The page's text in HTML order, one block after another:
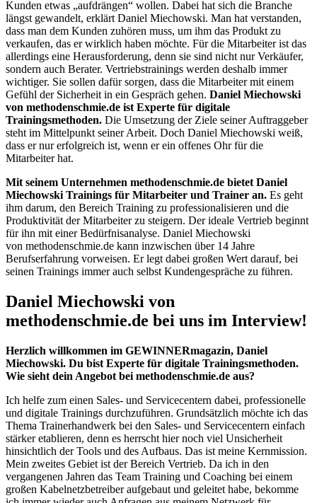
Kunden etwas „aufdrängen“ wollen. Dabei hat sich die Branche
längst gewandelt, erklärt Daniel Miechowski. Man hat verstanden,
dass man dem Kunden zuhören muss, um ihm das Produkt zu
verkaufen, das er wirklich haben möchte. Für die Mitarbeiter ist das
allerdings eine Herausforderung, denn sie sind nicht nur Verkäufer,
sondern auch Berater. Vertriebstrainings werden deshalb immer
wichtiger. Sie sollen dafür sorgen, dass die Mitarbeiter mit einem
Gefühl der Sicherheit in ein Gespräch gehen. Daniel Miechowski
von methodenschmie.de ist Experte für digitale
Trainingsmethoden. Die Umsetzung der Ziele seiner Auftraggeber
steht im Mittelpunkt seiner Arbeit. Doch Daniel Miechowski weiß,
dass er nur erfolgreich ist, wenn er ein offenes Ohr für die
Mitarbeiter hat.
Mit seinem Unternehmen methodenschmie.de bietet Daniel
Miechowski Trainings für Mitarbeiter und Trainer an. Es geht
ihm darum, den Bereich Training zu professionalisieren und die
Produktivität der Mitarbeiter zu steigern. Der ideale Vertrieb beginnt
für ihn mit einer Bedürfnisanalyse. Daniel Miechowski
von methodenschmie.de kann inzwischen über 14 Jahre
Berufserfahrung vorweisen. Er legt dabei großen Wert darauf, bei
seinen Trainings immer auch selbst Kundengespräche zu führen.
Daniel Miechowski von
methodenschmie.de bei uns im Interview!
Herzlich willkommen im GEWINNERmagazin, Daniel
Miechowski. Du bist Experte für digitale Trainingsmethoden.
Wie sieht dein Angebot bei methodenschmie.de aus?
Ich helfe zum einen Sales- und Servicecentern dabei, professionelle
und digitale Trainings durchzuführen. Grundsätzlich möchte ich das
Thema Trainerhandwerk bei den Sales- und Servicecentern einfach
stärker etablieren, denn es herrscht hier noch viel Unsicherheit
hinsichtlich der Tools und des Aufbaus. Das ist meine Kernmission.
Mein zweites Gebiet ist der Bereich Vertrieb. Da ich in den
vergangenen Jahren das Team Training und Coaching bei einem
großen Kabelnetzbetreiber aufgebaut und geleitet habe, bekomme